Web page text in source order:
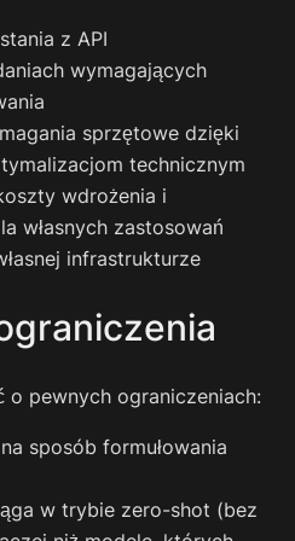
z API
wymagających
sprzętowe dzięki
technicznym
wdrożenia i
własnych zastosowań
infrastrukturze
o pewnych ograniczeniach:
sposób formułowania
w trybie zero-shot (bez